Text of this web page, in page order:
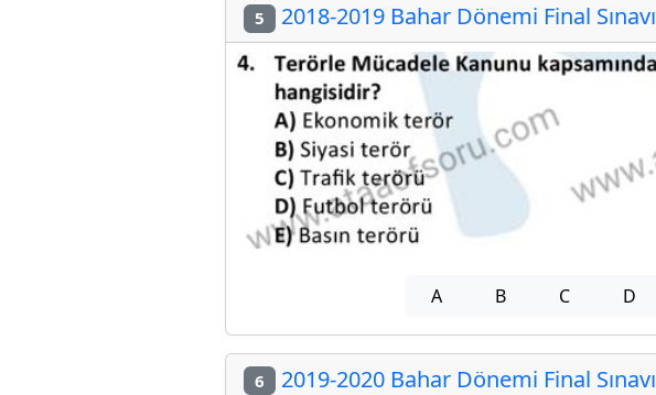
5 2018-2019 Bahar Dönemi Final Sınavı
A B C D
6 2019-2020 Bahar Dönemi Final Sınavı